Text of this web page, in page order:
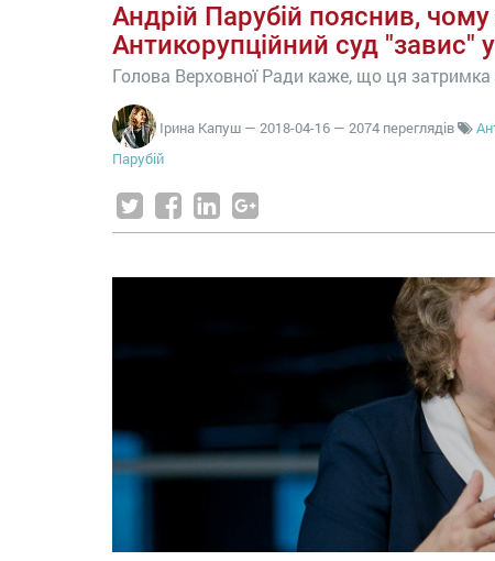
Андрій Парубій пояснив,
Антикорупційний суд "завис" у
Голова Верховної Ради каже, що ця
Ірина Капуш — 2018-04-16 — 2074 переглядів
Парубій